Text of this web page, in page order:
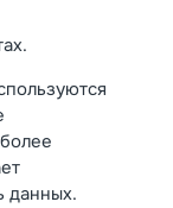
данных.